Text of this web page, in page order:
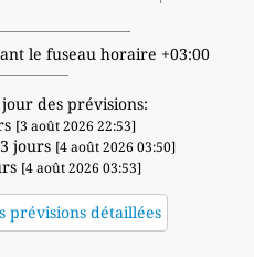
le fuseau horaire +03:00
des prévisions:
[3 août 2026 22:53]
jours [4 août 2026 03:50]
[4 août 2026 03:53]
prévisions détaillées